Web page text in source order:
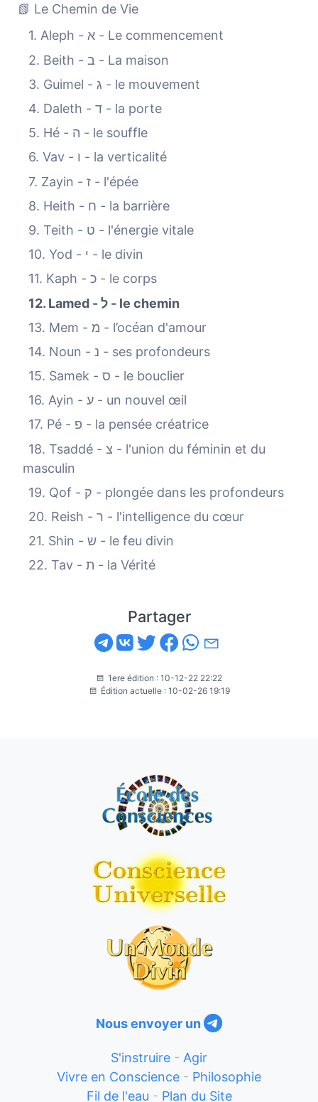
📗 Le Chemin de Vie
1. Aleph - א - Le commencement
2. Beith - ב - La maison
3. Guimel - ג - le mouvement
4. Daleth - ד - la porte
5. Hé - ה - le souffle
6. Vav - ו - la verticalité
7. Zayin - ז - l'épée
8. Heith - ח - la barrière
9. Teith - ט - l'énergie vitale
10. Yod - י - le divin
11. Kaph - כ - le corps
12. Lamed - ל - le chemin
13. Mem - מ - l’océan d'amour
14. Noun - נ - ses profondeurs
15. Samek - ס - le bouclier
16. Ayin - ע - un nouvel œil
17. Pé - פ - la pensée créatrice
18. Tsaddé - צ - l'union du féminin et du
masculin
19. Qof - ק - plongée dans les profondeurs
20. Reish - ר - l'intelligence du cœur
21. Shin - ש - le feu divin
22. Tav - ת - la Vérité
Partager
1ere édition : 10-12-22 22:22
Édition actuelle : 10-02-26 19:19
Nous envoyer un
S'instruire - Agir
Vivre en Conscience - Philosophie
Fil de l'eau - Plan du Site